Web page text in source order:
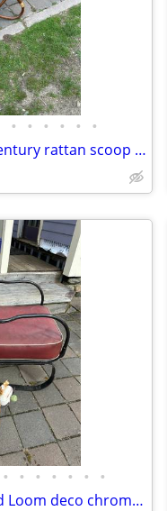
• • • • • •
Franco Albini style mid century rattan scoop chair A3
• • • • • • •
30's Kem Weber for Lloyd Loom deco chrome cantilever lounge chair A441